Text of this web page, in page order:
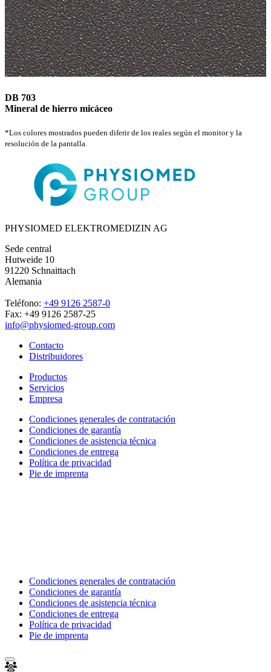
DB 703
Mineral de hierro micáceo
*Los colores mostrados pueden diferir de los reales según el monitor y la
resolución de la pantalla.
PHYSIOMED ELEKTROMEDIZIN AG
Sede central
Hutweide 10
91220 Schnaittach
Alemania
Teléfono: +49 9126 2587-0
Fax: +49 9126 2587-25
info@physiomed-group.com
Contacto
Distribuidores
Productos
Servicios
Empresa
Condiciones generales de contratación
Condiciones de garantía
Condiciones de asistencia técnica
Condiciones de entrega
Política de privacidad
Pie de imprenta
Condiciones generales de contratación
Condiciones de garantía
Condiciones de asistencia técnica
Condiciones de entrega
Política de privacidad
Pie de imprenta